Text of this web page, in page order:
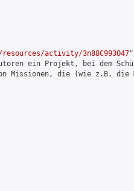
activity/3n88C993O47
ein Projekt, bei dem
Missionen, die (wie z.B.